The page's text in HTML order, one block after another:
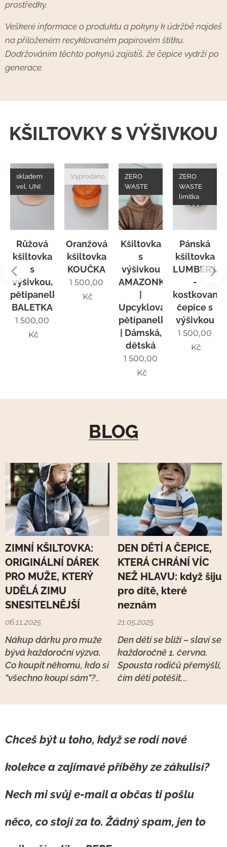
prostředky.
Veškeré informace o produktu a pokyny k údržbě najdeš
na přiloženém recyklovaném papírovém štítku.
Dodržováním těchto pokynů zajistíš, že čepice vydrží po
generace.
KŠILTOVKY S VÝŠIVKOU
Růžová
kšiltovka
s
výšivkou,
pětipanelka
BALETKA
skladem
vel. UNI
1 500,00
Kč
Oranžová
kšiltovka
KOUČKA
Vyprodáno
1 500,00
Kč
Kšiltovka
s
výšivkou
AMAZONKA
|
Upcyklovaná
pětipanelka
| Dámská,
dětská
ZERO
WASTE
1 500,00
Kč
Pánská
kšiltovka
-
kostkovaná
čepice s
výšivkou
ZERO
WASTE
limitka
1 500,00
Kč
BLOG
ZIMNÍ KŠILTOVKA:
ORIGINÁLNÍ DÁREK
PRO MUŽE, KTERÝ
UDĚLÁ ZIMU
SNESITELNĚJŠÍ
06.11.2025
Nákup dárku pro muže
bývá každoroční výzva.
Co koupit někomu, kdo si
"všechno koupí sám"?
ale přesto by rád něco
dárek pro muže, který
kvalitu, mám pro tebe
kšiltovka od české
DEN DĚTÍ A ČEPICE,
KTERÁ CHRÁNÍ VÍC
NEŽ HLAVU: když šiju
pro dítě, které
neznám
21.05.2025
Den dětí se blíží – slaví se
každoročně 1. června.
Spousta rodičů přemýšlí,
čím děti potěšit.
sladkostí… Já ale při
Když šiju čepici pro
nikdy neviděla,
dárkové balení ani
Myslím na hlavu. Na
Chceš být u toho, když se rodí nové
kolekce a zajímavé příběhy ze zákulisí?
Nech mi svůj e-mail a občas ti pošlu
něco, co stojí za to. Žádný spam, jen to